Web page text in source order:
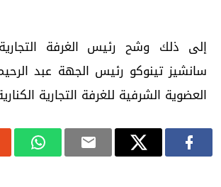
إلى ذلك وشح رئيس الغرفة
سانشيز تينوكو رئيس الجهة عبد
العضوية الشرفية للغرفة التجارية